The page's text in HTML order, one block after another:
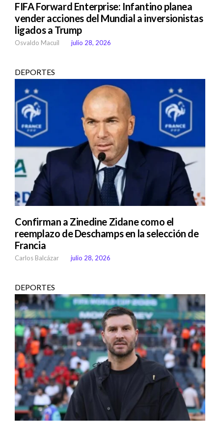
FIFA Forward Enterprise: Infantino planea
vender acciones del Mundial a inversionistas
ligados a Trump
Osvaldo Macuil julio 28, 2026
DEPORTES
Confirman a Zinedine Zidane como el
reemplazo de Deschamps en la selección de
Francia
Carlos Balcázar julio 28, 2026
DEPORTES